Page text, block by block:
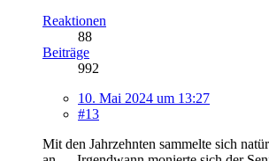
Reaktionen
88
Beiträge
992
10. Mai 2024 um 13:27
#13
Mit den Jahrzehnten sammelte sich